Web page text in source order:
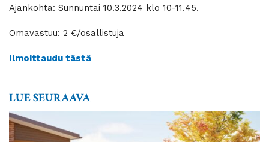
Ajankohta: Sunnuntai 10.3.2024 klo 10-11.45.
Omavastuu: 2 €/osallistuja
Ilmoittaudu tästä
LUE SEURAAVA